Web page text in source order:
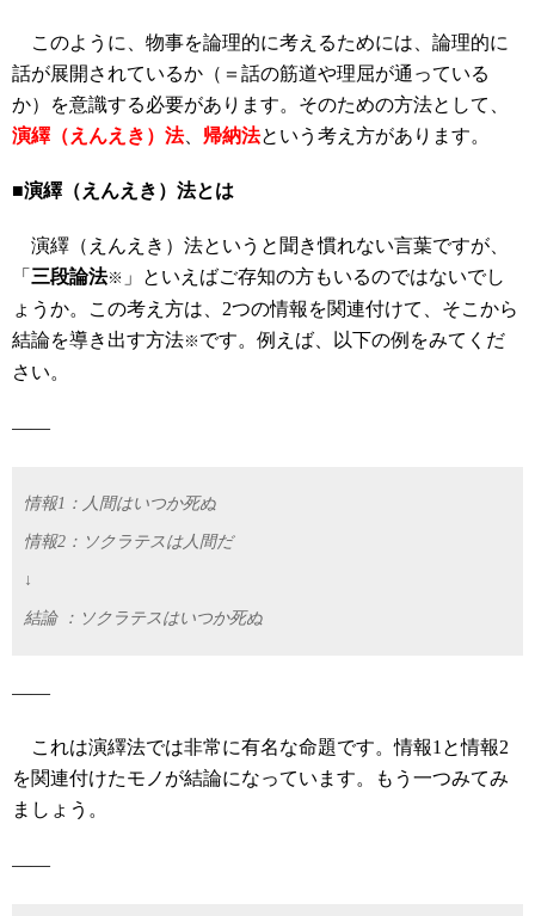
このように、物事を論理的に考えるためには、論理的に
話が展開されているか（＝話の筋道や理屈が通っている
か）を意識する必要があります。そのための方法として、
演繹（えんえき）法、 帰納法という考え方があります。
■演繹（えんえき）法とは
演繹（えんえき）法というと聞き慣れない言葉ですが、
「 三段論法※ 」といえばご存知の方もいるのではないでし
ょうか。この考え方は、2つの情報を関連付けて、そこから
結論を導き出す方法※ です。例えば、以下の例をみてくだ
さい。
――
情報1：人間はいつか死ぬ
情報2：ソクラテスは人間だ
↓
結論 ：ソクラテスはいつか死ぬ
――
これは演繹法では非常に有名な命題です。情報1と情報2
を関連付けたモノが結論になっています。もう一つみてみ
ましょう。
――